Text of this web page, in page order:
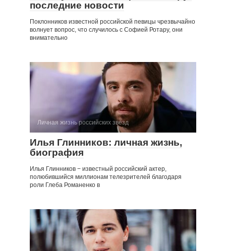
последние новости
Поклонников известной российской певицы чрезвычайно
волнует вопрос, что случилось с Софией Ротару, они
внимательно
Личная жизнь российских звезд
Илья Глинников: личная жизнь,
биография
Илья Глинников − известный российский актер,
полюбившийся миллионам телезрителей благодаря
роли Глеба Романенко в